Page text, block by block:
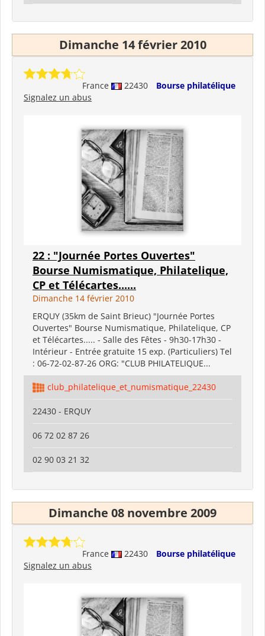
Dimanche 14 février 2010
France 22430
Bourse philatélique
Signalez un abus
22 : "Journée Portes Ouvertes"
Bourse Numismatique, Philatelique,
CP et Télécartes......
Dimanche 14 février 2010
ERQUY (35km de Saint Brieuc) "Journée Portes
Ouvertes" Bourse Numismatique, Philatelique, CP
et Télécartes..... - Salle des Fêtes - 9h30-17h30 -
Intérieur - Entrée gratuite 15 exp. (Particuliers) Tel
: 06-72-02-87-26 ORG: "CLUB PHILATELIQUE...
club_philatelique_et_numismatique_22430
22430 - ERQUY
06 72 02 87 26
02 90 03 21 32
Dimanche 08 novembre 2009
France 22430
Bourse philatélique
Signalez un abus